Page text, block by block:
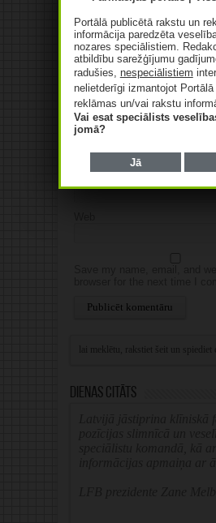
Vārds
Dienas citāts
Portālā publicētā rakstu un
informācija paredzēta
nozares speciālistiem.
atbildību sarežģījumu
radušies, nespeciālistiem
nelietderīgi izmantojot
reklāmas un/vai rakstu
Vai esat speciālists
jomā?
Jā